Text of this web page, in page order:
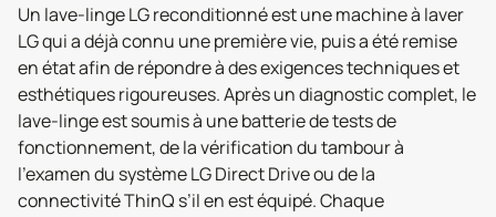
Un lave-linge LG reconditionné est une machine à laver
LG qui a déjà connu une première vie, puis a été remise
en état afin de répondre à des exigences techniques et
esthétiques rigoureuses. Après un diagnostic complet, le
lave-linge est soumis à une batterie de tests de
fonctionnement, de la vérification du tambour à
l'examen du système LG Direct Drive ou de la
connectivité ThinQ s’il en est équipé. Chaque